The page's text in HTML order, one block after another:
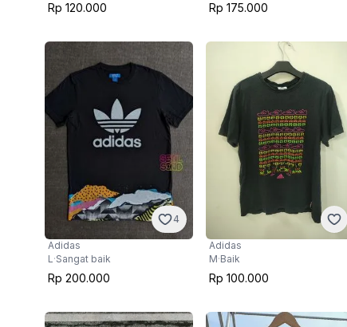
Rp 120.000 Rp 175.000
4
Adidas
L·Sangat baik
Rp 200.000
Adidas
M·Baik
Rp 100.000